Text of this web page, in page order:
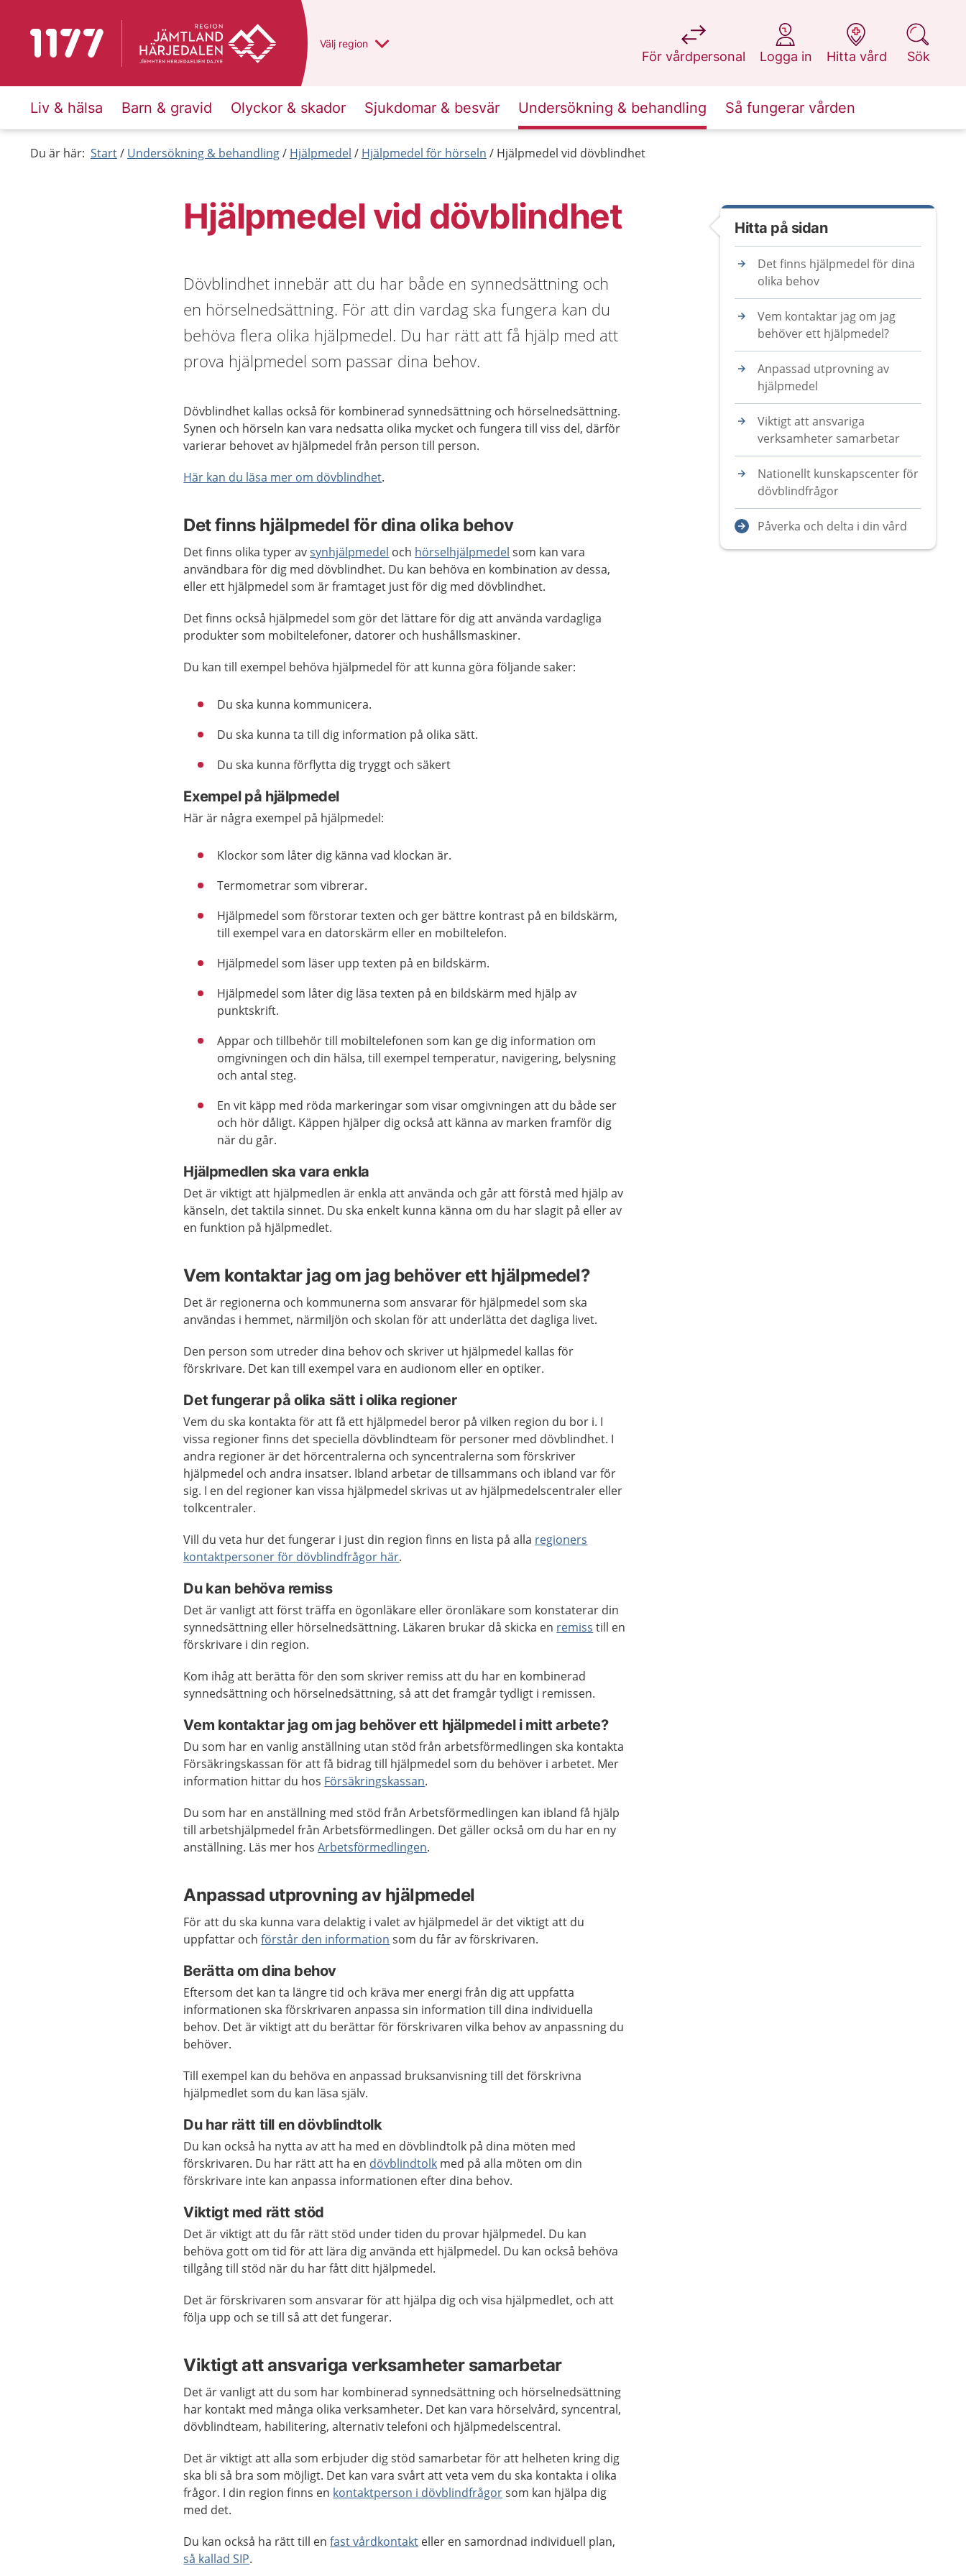
Till startsidan för 1177 Du har valt region
Välj en annan
region
För vårdpersonal
på 1177.se
Logga in
på 1177.se
Hitta vård
på 1177.se
Sök
på 1177.se
Liv & hälsa Barn & gravid Olyckor & skador Sjukdomar & besvär Undersökning & behandling Så fungerar vården
Du är här: Start Undersökning & behandling Hjälpmedel Hjälpmedel för hörseln Hjälpmedel vid dövblindhet
Hjälpmedel vid dövblindhet
Dövblindhet innebär att du har både en synnedsättning och
en hörselnedsättning. För att din vardag ska fungera kan du
behöva flera olika hjälpmedel. Du har rätt att få hjälp med att
prova hjälpmedel som passar dina behov.
Dövblindhet kallas också för kombinerad synnedsättning och hörselnedsättning.
Synen och hörseln kan vara nedsatta olika mycket och fungera till viss del, därför
varierar behovet av hjälpmedel från person till person.
Här kan du läsa mer om dövblindhet.
Det finns hjälpmedel för dina olika behov
Det finns olika typer avsynhjälpmedel och hörselhjälpmedel som kan vara
användbara för dig med dövblindhet. Du kan behöva en kombination av dessa,
eller ett hjälpmedel som är framtaget just för dig med dövblindhet.
Det finns också hjälpmedel som gör det lättare för dig att använda vardagliga
produkter som mobiltelefoner, datorer och hushållsmaskiner.
Du kan till exempel behöva hjälpmedel för att kunna göra följande saker:
Du ska kunna kommunicera.
Du ska kunna ta till dig information på olika sätt.
Du ska kunna förflytta dig tryggt och säkert
Exempel på hjälpmedel
Här är några exempel på hjälpmedel:
Klockor som låter dig känna vad klockan är.
Termometrar som vibrerar.
Hjälpmedel som förstorar texten och ger bättre kontrast på en bildskärm,
till exempel vara en datorskärm eller en mobiltelefon.
Hjälpmedel som läser upp texten på en bildskärm.
Hjälpmedel som låter dig läsa texten på en bildskärm med hjälp av
punktskrift.
Appar och tillbehör till mobiltelefonen som kan ge dig information om
omgivningen och din hälsa, till exempel temperatur, navigering, belysning
och antal steg.
En vit käpp med röda markeringar som visar omgivningen att du både ser
och hör dåligt. Käppen hjälper dig också att känna av marken framför dig
när du går.
Hjälpmedlen ska vara enkla
Det är viktigt att hjälpmedlen är enkla att använda och går att förstå med hjälp av
känseln, det taktila sinnet. Du ska enkelt kunna känna om du har slagit på eller av
en funktion på hjälpmedlet.
Vem kontaktar jag om jag behöver ett hjälpmedel?
Det är regionerna och kommunerna som ansvarar för hjälpmedel som ska
användas i hemmet, närmiljön och skolan för att underlätta det dagliga livet.
Den person som utreder dina behov och skriver ut hjälpmedel kallas för
förskrivare. Det kan till exempel vara en audionom eller en optiker.
Det fungerar på olika sätt i olika regioner
Vem du ska kontakta för att få ett hjälpmedel beror på vilken region du bor i. I
vissa regioner finns det speciella dövblindteam för personer med dövblindhet. I
andra regioner är det hörcentralerna och syncentralerna som förskriver
hjälpmedel och andra insatser. Ibland arbetar de tillsammans och ibland var för
sig. I en del regioner kan vissa hjälpmedel skrivas ut av hjälpmedelscentraler eller
tolkcentraler.
Vill du veta hur det fungerar i just din region finns en lista på alla regioners
kontaktpersoner för dövblindfrågor här.
Du kan behöva remiss
Det är vanligt att först träffa en ögonläkare eller öronläkare som konstaterar din
synnedsättning eller hörselnedsättning. Läkaren brukar då skicka en remiss till en
förskrivare i din region.
Kom ihåg att berätta för den som skriver remiss att du har en kombinerad
synnedsättning och hörselnedsättning, så att det framgår tydligt i remissen.
Vem kontaktar jag om jag behöver ett hjälpmedel i mitt arbete?
Du som har en vanlig anställning utan stöd från arbetsförmedlingen ska kontakta
Försäkringskassan för att få bidrag till hjälpmedel som du behöver i arbetet. Mer
information hittar du hos Försäkringskassan.
Du som har en anställning med stöd från Arbetsförmedlingen kan ibland få hjälp
till arbetshjälpmedel från Arbetsförmedlingen. Det gäller också om du har en ny
anställning. Läs mer hosArbetsförmedlingen.
Anpassad utprovning av hjälpmedel
För att du ska kunna vara delaktig i valet av hjälpmedel är det viktigt att du
uppfattar ochförstår den information som du får av förskrivaren.
Berätta om dina behov
Eftersom det kan ta längre tid och kräva mer energi från dig att uppfatta
informationen ska förskrivaren anpassa sin information till dina individuella
behov. Det är viktigt att du berättar för förskrivaren vilka behov av anpassning du
behöver.
Till exempel kan du behöva en anpassad bruksanvisning till det förskrivna
hjälpmedlet som du kan läsa själv.
Du har rätt till en dövblindtolk
Du kan också ha nytta av att ha med en dövblindtolk på dina möten med
förskrivaren. Du har rätt att ha en dövblindtolk med på alla möten om din
förskrivare inte kan anpassa informationen efter dina behov.
Viktigt med rätt stöd
Det är viktigt att du får rätt stöd under tiden du provar hjälpmedel. Du kan
behöva gott om tid för att lära dig använda ett hjälpmedel. Du kan också behöva
tillgång till stöd när du har fått ditt hjälpmedel.
Det är förskrivaren som ansvarar för att hjälpa dig och visa hjälpmedlet, och att
följa upp och se till så att det fungerar.
Viktigt att ansvariga verksamheter samarbetar
Det är vanligt att du som har kombinerad synnedsättning och hörselnedsättning
har kontakt med många olika verksamheter. Det kan vara hörselvård, syncentral,
dövblindteam, habilitering, alternativ telefoni och hjälpmedelscentral.
Det är viktigt att alla som erbjuder dig stöd samarbetar för att helheten kring dig
ska bli så bra som möjligt. Det kan vara svårt att veta vem du ska kontakta i olika
frågor. I din region finns en kontaktperson i dövblindfrågorsom kan hjälpa dig
med det.
Du kan också ha rätt till enfast vårdkontakt eller en samordnad individuell plan,
så kallad SIP.
Hitta på sidan
Det finns hjälpmedel för dina
olika behov
Vem kontaktar jag om jag
behöver ett hjälpmedel?
Anpassad utprovning av
hjälpmedel
Viktigt att ansvariga
verksamheter samarbetar
Nationellt kunskapscenter för
dövblindfrågor
Påverka och delta i din vård